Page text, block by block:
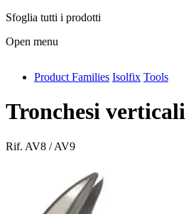
Sfoglia tutti i prodotti
Open menu
antivib
supportair
flexduct
Product Families Isolfix Tools
Tronchesi verticali
Rif. AV8 / AV9